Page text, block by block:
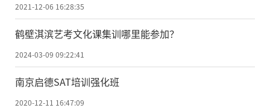
2021-12-06 16:28:35
鹤壁淇滨艺考文化课集训哪里能参加？
2024-03-09 09:22:41
南京启德SAT培训强化班
2020-12-11 16:47:09